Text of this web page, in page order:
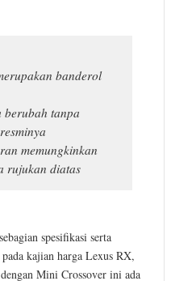
banderol
berubah tanpa
memungkinkan
rujukan diatas
spesifikasi serta
kajian harga Lexus RX,
Mini Crossover ini ada